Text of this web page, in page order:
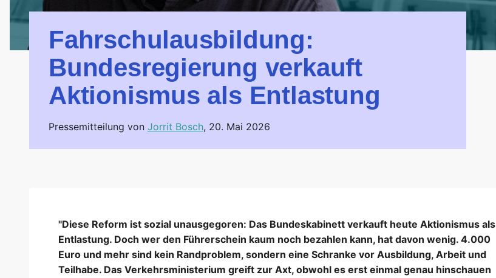
Fahrschulausbildung:
Bundesregierung verkauft
Aktionismus als Entlastung
Pressemitteilung von Jorrit Bosch, 20. Mai 2026
"Diese Reform ist sozial unausgegoren: Das Bundeskabinett verkauft heute Aktionismus als
Entlastung. Doch wer den Führerschein kaum noch bezahlen kann, hat davon wenig. 4.000
Euro und mehr sind kein Randproblem, sondern eine Schranke vor Ausbildung, Arbeit und
Teilhabe. Das Verkehrsministerium greift zur Axt, obwohl es erst einmal genau hinschauen